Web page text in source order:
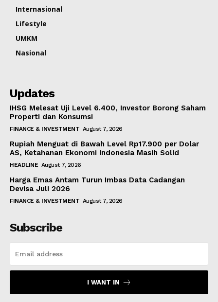
Internasional
Lifestyle
UMKM
Nasional
Updates
IHSG Melesat Uji Level 6.400, Investor Borong Saham
Properti dan Konsumsi
FINANCE & INVESTMENT August 7, 2026
Rupiah Menguat di Bawah Level Rp17.900 per Dolar
AS, Ketahanan Ekonomi Indonesia Masih Solid
HEADLINE August 7, 2026
Harga Emas Antam Turun Imbas Data Cadangan
Devisa Juli 2026
FINANCE & INVESTMENT August 7, 2026
Subscribe
I WANT IN